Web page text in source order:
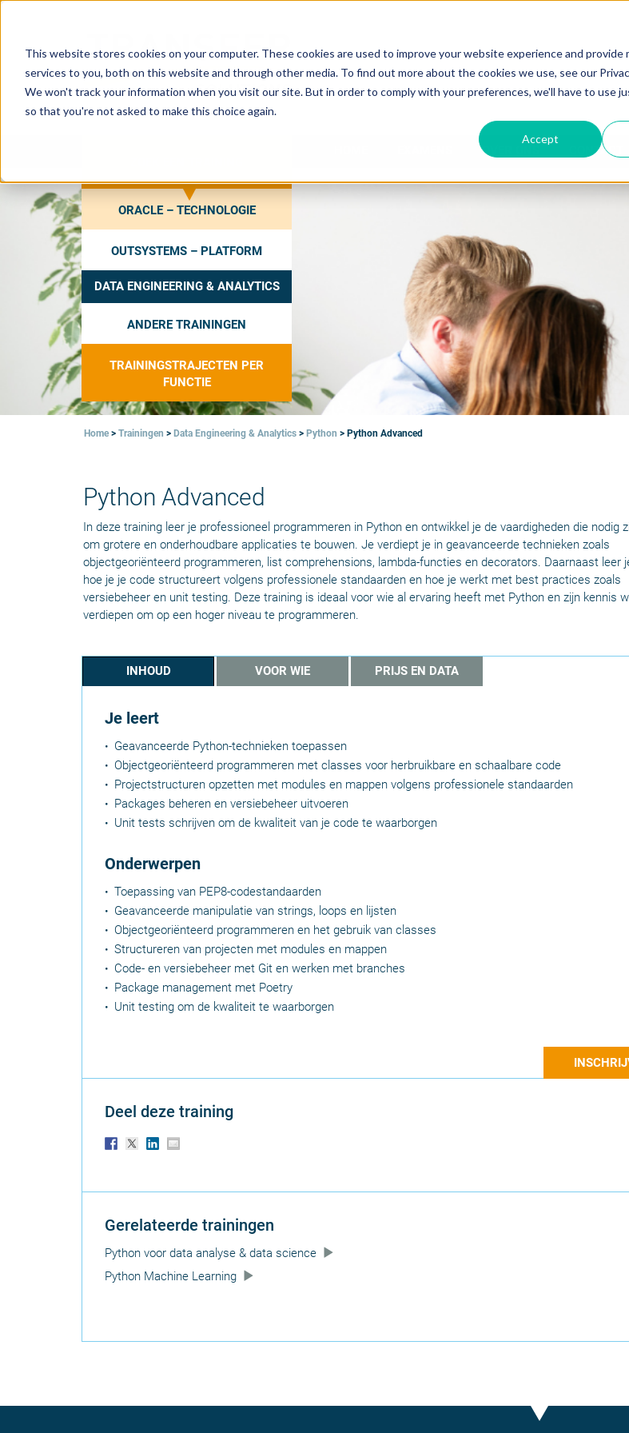
This website stores cookies on your computer. These cookies are used to improve your website experience and provide
services to you, both on this website and through other media. To find out more about the cookies we use, see our
We won't track your information when you visit our site. But in order to comply with your preferences, we'll have to use
so that you're not asked to make this choice again.
Accept
ORACLE – TECHNOLOGIE
OUTSYSTEMS – PLATFORM
DATA ENGINEERING & ANALYTICS
ANDERE TRAININGEN
TRAININGSTRAJECTEN PER
FUNCTIE
OVER ONS CONTACT
Home > Trainingen > Data Engineering & Analytics > Python > Python Advanced
Python Advanced
In deze training leer je professioneel programmeren in Python en ontwikkel je de vaardigheden die nodig
om grotere en onderhoudbare applicaties te bouwen. Je verdiept je in geavanceerde technieken zoals
objectgeoriënteerd programmeren, list comprehensions, lambda-functies en decorators. Daarnaast leer
hoe je je code structureert volgens professionele standaarden en hoe je werkt met best practices zoals
versiebeheer en unit testing. Deze training is ideaal voor wie al ervaring heeft met Python en zijn kennis
verdiepen om op een hoger niveau te programmeren.
INHOUD VOOR WIE PRIJS EN DATA
Je leert
Geavanceerde Python-technieken toepassen
Objectgeoriënteerd programmeren met classes voor herbruikbare en schaalbare code
Projectstructuren opzetten met modules en mappen volgens professionele standaarden
Packages beheren en versiebeheer uitvoeren
Unit tests schrijven om de kwaliteit van je code te waarborgen
Onderwerpen
Toepassing van PEP8-codestandaarden
Geavanceerde manipulatie van strings, loops en lijsten
Objectgeoriënteerd programmeren en het gebruik van classes
Structureren van projecten met modules en mappen
Code- en versiebeheer met Git en werken met branches
Package management met Poetry
Unit testing om de kwaliteit te waarborgen
Deel deze training
Gerelateerde trainingen
Python voor data analyse & data science
Python Machine Learning